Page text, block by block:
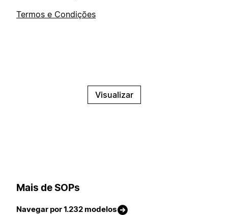
Termos e Condições
Visualizar
Mais de SOPs
Navegar por 1.232 modelos